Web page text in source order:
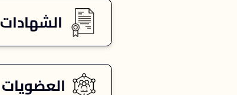
الشهادات
العضويات